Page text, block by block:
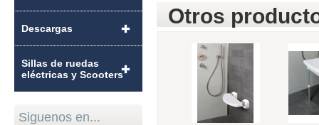
Descargas
Sillas de ruedas
eléctricas y Scooters
Siguenos en...
Otros